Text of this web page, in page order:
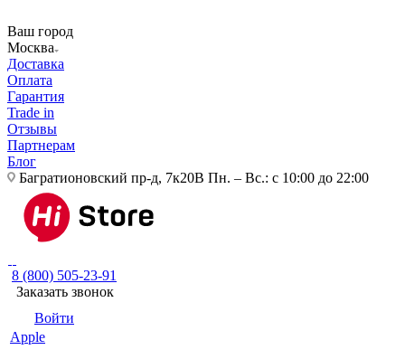
Ваш город
Москва
Доставка
Оплата
Гарантия
Trade in
Отзывы
Партнерам
Блог
Багратионовский пр-д, 7к20В Пн. – Вс.: с 10:00 до 22:00
8 (800) 505-23-91
Заказать звонок
Войти
Apple